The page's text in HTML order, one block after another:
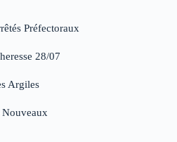
Préfectoraux
28/07
Argiles